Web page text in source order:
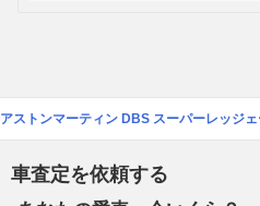
アストンマーティン DBS スーパーレッジ
車査定を依頼する